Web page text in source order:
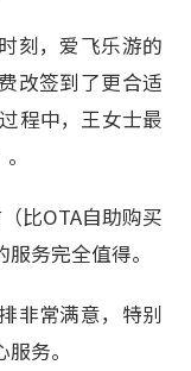
刻，爱飞乐游的
改签到了更合适
程中，王女士最
比OTA自助购买
务完全值得。
非常满意，特别
务。